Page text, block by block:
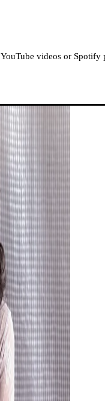
YouTube videos or